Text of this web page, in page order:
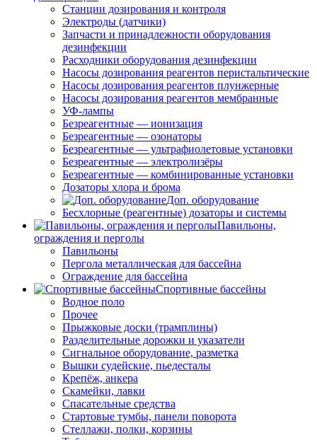
Станции дозирования и контроля
Электроды (датчики)
Запчасти и принадлежности оборудования
дезинфекции
Расходники оборудования дезинфекции
Насосы дозирования реагентов перистальтические
Насосы дозирования реагентов плунжерные
Насосы дозирования реагентов мембранные
УФ-лампы
Безреагентные — ионизация
Безреагентные — озонаторы
Безреагентные — ультрафиолетовые установки
Безреагентные — электролизёры
Безреагентные — комбинированные установки
Дозаторы хлора и брома
Доп. оборудование
Бесхлорные (реагентные) дозаторы и системы
Павильоны,
ограждения и перголы
Павильоны
Пергола металлическая для бассейна
Ограждение для бассейна
Спортивные бассейны
Водное поло
Прочее
Прыжковые доски (трамплины)
Разделительные дорожки и указатели
Cигнальное оборудование, разметка
Вышки судейские, пьедесталы
Крепёж, анкера
Скамейки, лавки
Спасательные средства
Стартовые тумбы, панели поворота
Стеллажи, полки, корзины